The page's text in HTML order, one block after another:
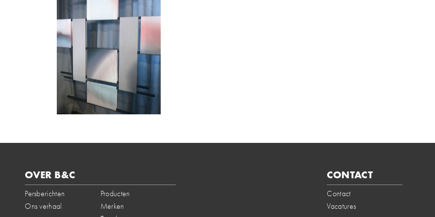
OVER B&C
Persberichten
Ons verhaal
Producten
Merken
CONTACT
Contact
Vacatures